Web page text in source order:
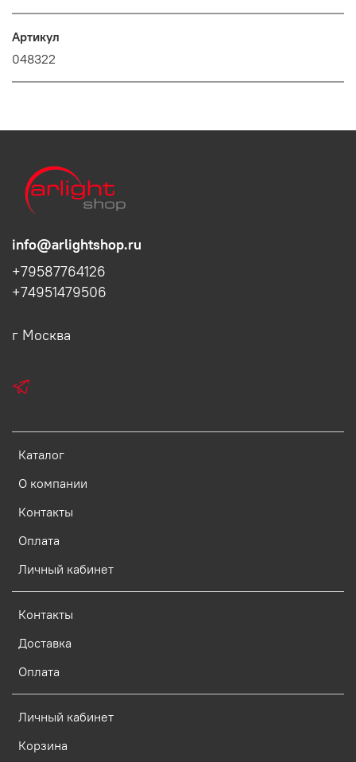
Артикул
048322
Каталог
О компании
Контакты
Оплата
Личный кабинет
Контакты
Доставка
Оплата
Личный кабинет
Корзина
info@arlightshop.ru
+79587764126
+74951479506
г Москва